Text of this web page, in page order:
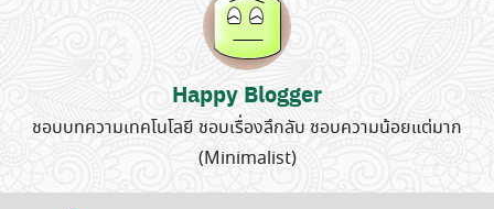
Happy Blogger
ชอบบทความเทคโนโลยี ชอบเรื่องลึกลับ ชอบความน้อยแต่มาก
(Minimalist)